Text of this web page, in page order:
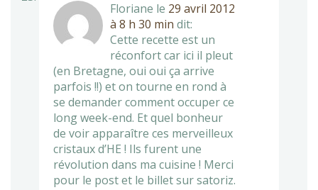
Floriane le 29 avril 2012
à 8 h 30 min dit:
Cette recette est un
réconfort car ici il pleut
(en Bretagne, oui oui ça arrive
parfois !!) et on tourne en rond à
se demander comment occuper ce
long week-end. Et quel bonheur
de voir apparaître ces merveilleux
cristaux d’HE ! Ils furent une
révolution dans ma cuisine ! Merci
pour le post et le billet sur satoriz.